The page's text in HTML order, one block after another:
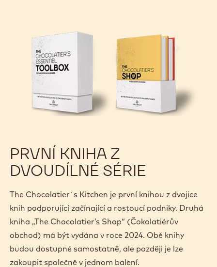
PRVNÍ KNIHA Z
DVOUDÍLNÉ SÉRIE
The Chocolatier´s Kitchen je první knihou z dvojice
knih podporující začínající a rostoucí podniky. Druhá
kniha „The Chocolatier’s Shop“ (Čokolatiérův
obchod) má být vydána v roce 2024. Obě knihy
budou dostupné samostatně, ale později je lze
zakoupit společně v jednom balení.